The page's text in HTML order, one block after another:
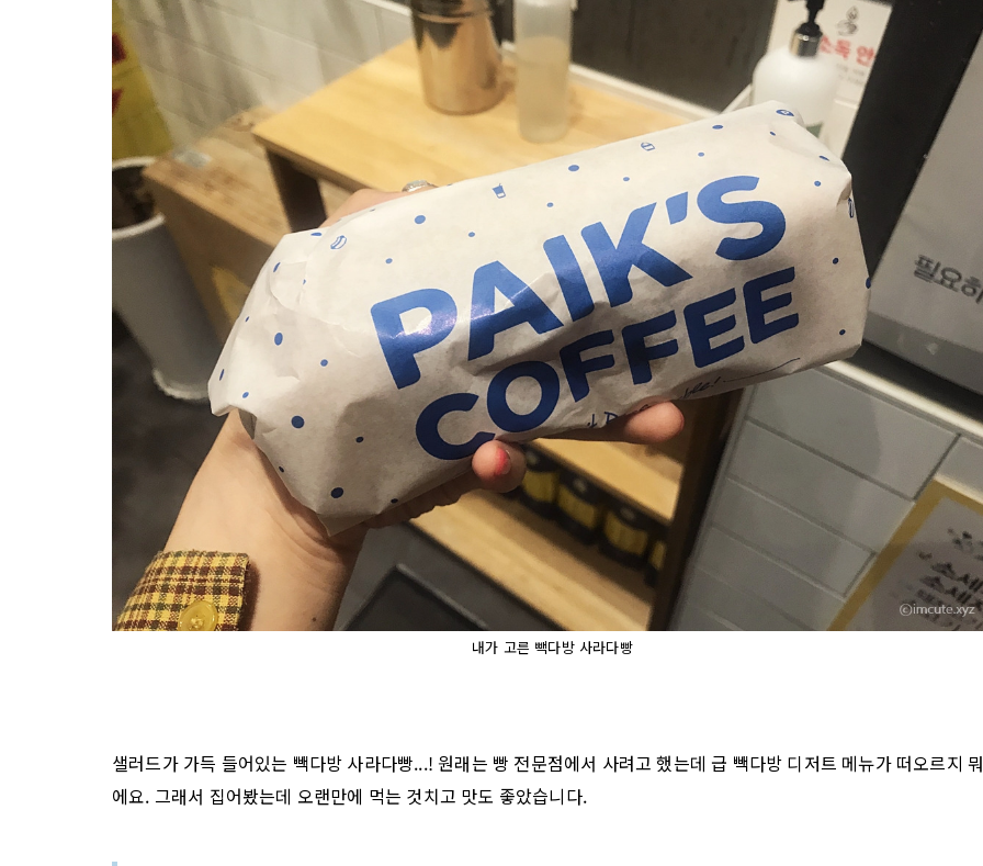
내가 고른 빽다방 사라다빵
샐러드가 가득 들어있는 빽다방 사라다빵...! 원래는 빵 전문점에서 사려고 했는데 급 빽다방 디저트 메뉴가 떠오르지
에요. 그래서 집어봤는데 오랜만에 먹는 것치고 맛도 좋았습니다.